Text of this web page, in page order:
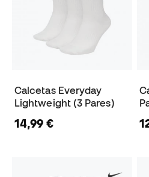
Calcetas Everyday
Lightweight (3 Pares)
14,99 €